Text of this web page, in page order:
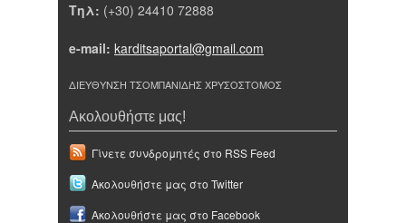
Τηλ: (+30) 24410 72888
e-mail: karditsaportal@gmail.com
ΔΙΕΥΘΥΝΣΗ ΤΣΟΜΠΑΝΙΔΗΣ ΧΡΥΣΟΣΤΟΜΟΣ
Ακολουθήστε μας!
Γίνετε συνδρομητές στο RSS Feed
Ακολουθήστε μας στο Twitter
Ακολουθήστε μας στο Facebook